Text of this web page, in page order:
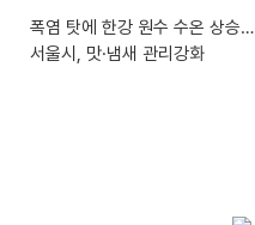
폭염 탓에 한강 원수 수온 상승…
서울시, 맛·냄새 관리강화